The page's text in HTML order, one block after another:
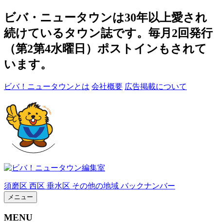
ビバ・ニュータウンは30年以上愛され
続けているタウン誌です。毎月2回発行
（第2第4水曜日）ポストインもされて
います。
ビバ！ニュータウンとは 会社概要 広告掲載について
須磨区 西区 垂水区 その他の地域 バックナンバー
メニュー
MENU